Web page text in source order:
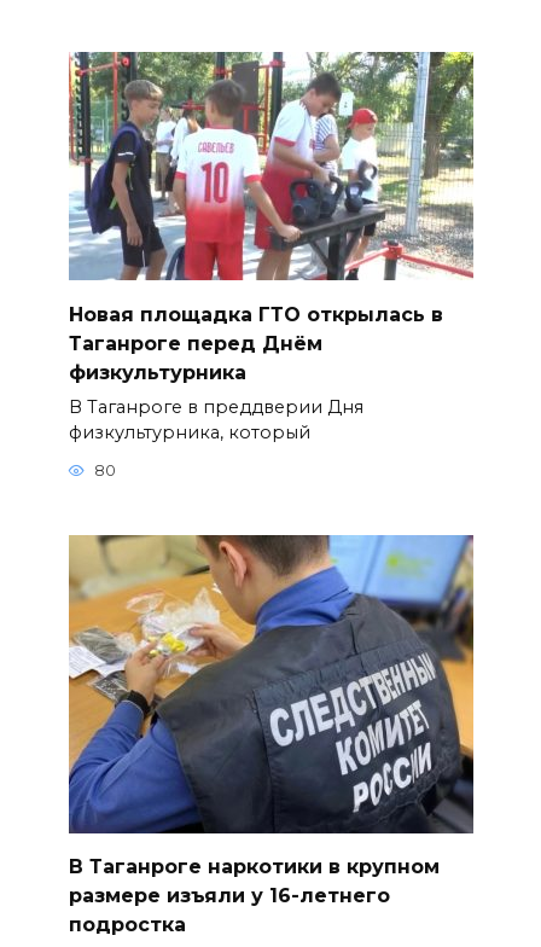
Новая площадка ГТО открылась в
Таганроге перед Днём
физкультурника
В Таганроге в преддверии Дня
физкультурника, который
80
В Таганроге наркотики в крупном
размере изъяли у 16-летнего
подростка